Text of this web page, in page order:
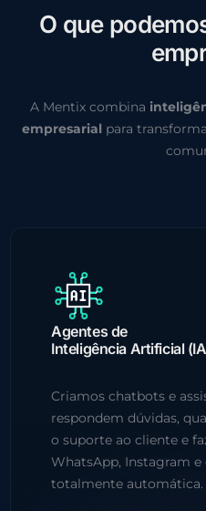
O que podemo
empr
A Mentix combina
empresarial para
Agentes de
Inteligência Artificial
Criamos chatbots e
respondem dúvidas,
o suporte ao cliente e
WhatsApp, Instagram
totalmente automática.